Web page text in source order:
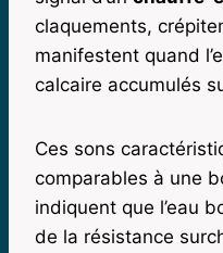
claquements,
manifestent quand
calcaire accumulés
Ces sons
comparables à une
indiquent que l’eau
de la résistance